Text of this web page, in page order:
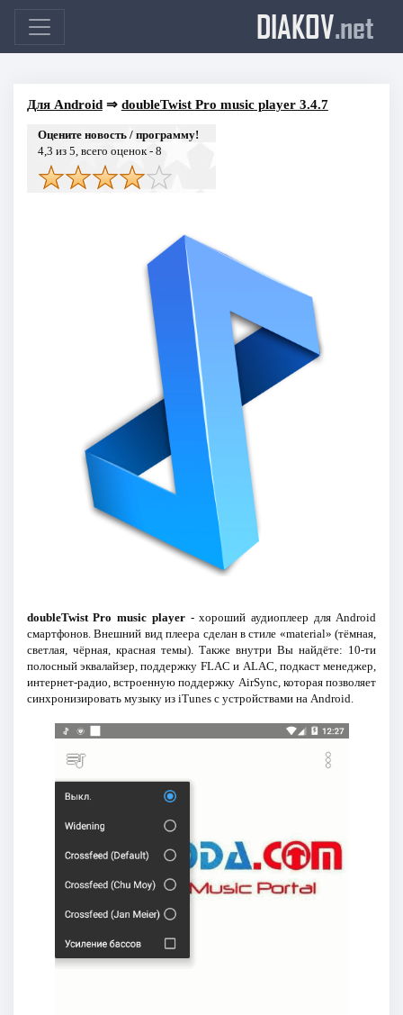
DIAKOV.net
Для Android⇒ doubleTwist Pro music player 3.4.7
Оцените новость / программу!
4,3 из 5, всего оценок - 8
doubleTwist Pro music player- хороший аудиоплеер для Android
смартфонов. Внешний вид плеера сделан в стиле «material» (тёмная,
светлая, чёрная, красная темы). Также внутри Вы найдёте: 10-ти
полосный эквалайзер, поддержку FLAC и ALAC, подкаст менеджер,
интернет-радио, встроенную поддержку AirSync, которая позволяет
синхронизировать музыку из iTunes с устройствами на Android.